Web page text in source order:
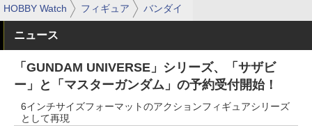
HOBBY Watch フィギュア バンダイ
ニュース
「GUNDAM UNIVERSE」シリーズ、「サザビ
ー」と「マスターガンダム」の予約受付開始！
6インチサイズフォーマットのアクションフィギュアシリーズ
として再現